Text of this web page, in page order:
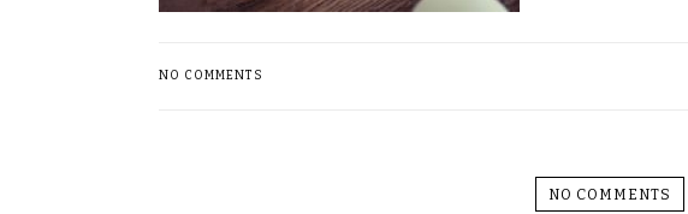
NO COMMENTS
NO COMMENTS